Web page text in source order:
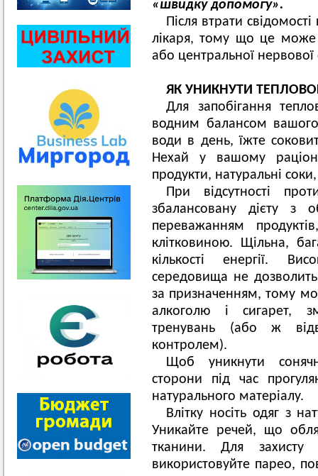
«швидку допомогу».
Після втрати
лікаря, тому що це може
або центральної нервової
ЯК УНИКНУТИ
Для запобігання
водним балансом
води в день, їжте
Нехай у вашому
продукти, натуральні
При відсутності
збалансовану дієту з
переважанням
клітковиною. Щільна,
кількості енергії.
середовища не
за призначенням, тому
алкоголю і сигарет,
тренувань (або ж
контролем).
Щоб уникнути
сторони під час
натурального матеріалу.
Влітку носіть одяг з
Уникайте речей, що
тканини. Для захисту
використовуйте парео,